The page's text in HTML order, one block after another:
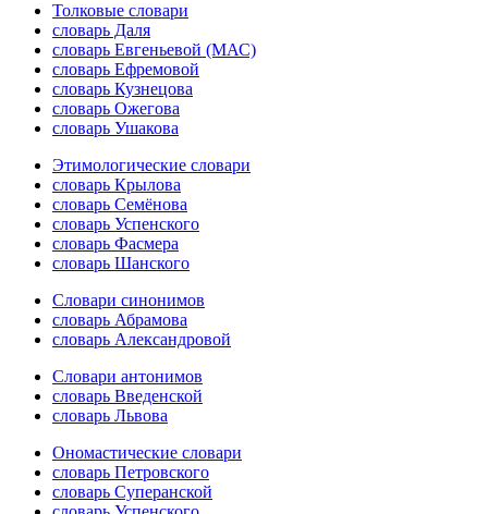
Толковые словари
словарь Даля
словарь Евгеньевой (МАС)
словарь Ефремовой
словарь Кузнецова
словарь Ожегова
словарь Ушакова
Этимологические словари
словарь Крылова
словарь Семёнова
словарь Успенского
словарь Фасмера
словарь Шанского
Словари синонимов
словарь Абрамова
словарь Александровой
Словари антонимов
словарь Введенской
словарь Львова
Ономастические словари
словарь Петровского
словарь Суперанской